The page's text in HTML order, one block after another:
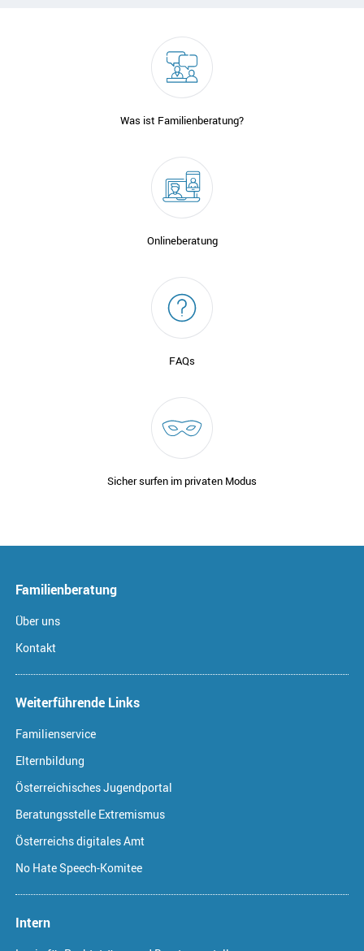
Was ist Familienberatung?
Onlineberatung
FAQs
Sicher surfen im privaten Modus
Familienberatung
Über uns
Kontakt
Weiterführende Links
Familienservice
Elternbildung
Österreichisches Jugendportal
Beratungsstelle Extremismus
Österreichs digitales Amt
No Hate Speech-Komitee
Intern